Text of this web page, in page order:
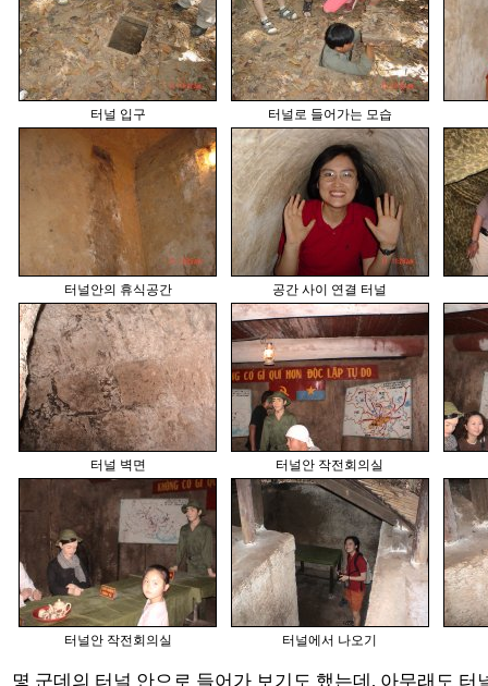
터널 입구 터널로 들어가는 모습
터널안의 휴식공간 공간 사이 연결 터널
터널 벽면 터널안 작전회의실
터널안 작전회의실 터널에서 나오기
몇 군데의 터널 안으로 들어가 보기도 했는데, 아무래도 터